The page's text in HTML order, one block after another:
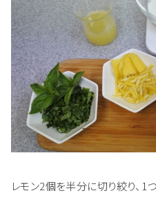
レモン2個を半分に切り絞り、